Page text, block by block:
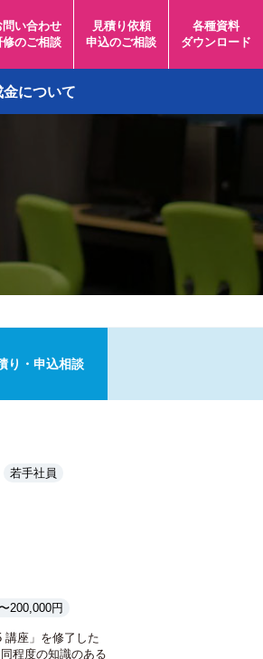
問い合わせ
修のご相談
見積り依頼
申込のご相談
各種資料
ダウンロード
金について
り・申込相談
若手社員
200,000円
講座」を修了した
程度の知識のある